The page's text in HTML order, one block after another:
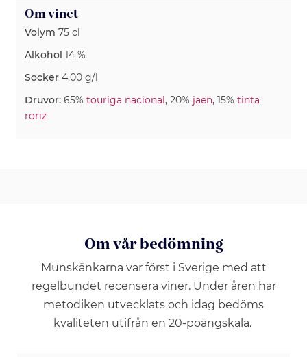
Om vinet
Volym 75 cl
Alkohol 14 %
Socker 4,00 g/l
Druvor: 65% touriga nacional, 20% jaen, 15% tinta
roriz
Om vår bedömning
Munskänkarna var först i Sverige med att
regelbundet recensera viner. Under åren har
metodiken utvecklats och idag bedöms
kvaliteten utifrån en 20-poängskala.